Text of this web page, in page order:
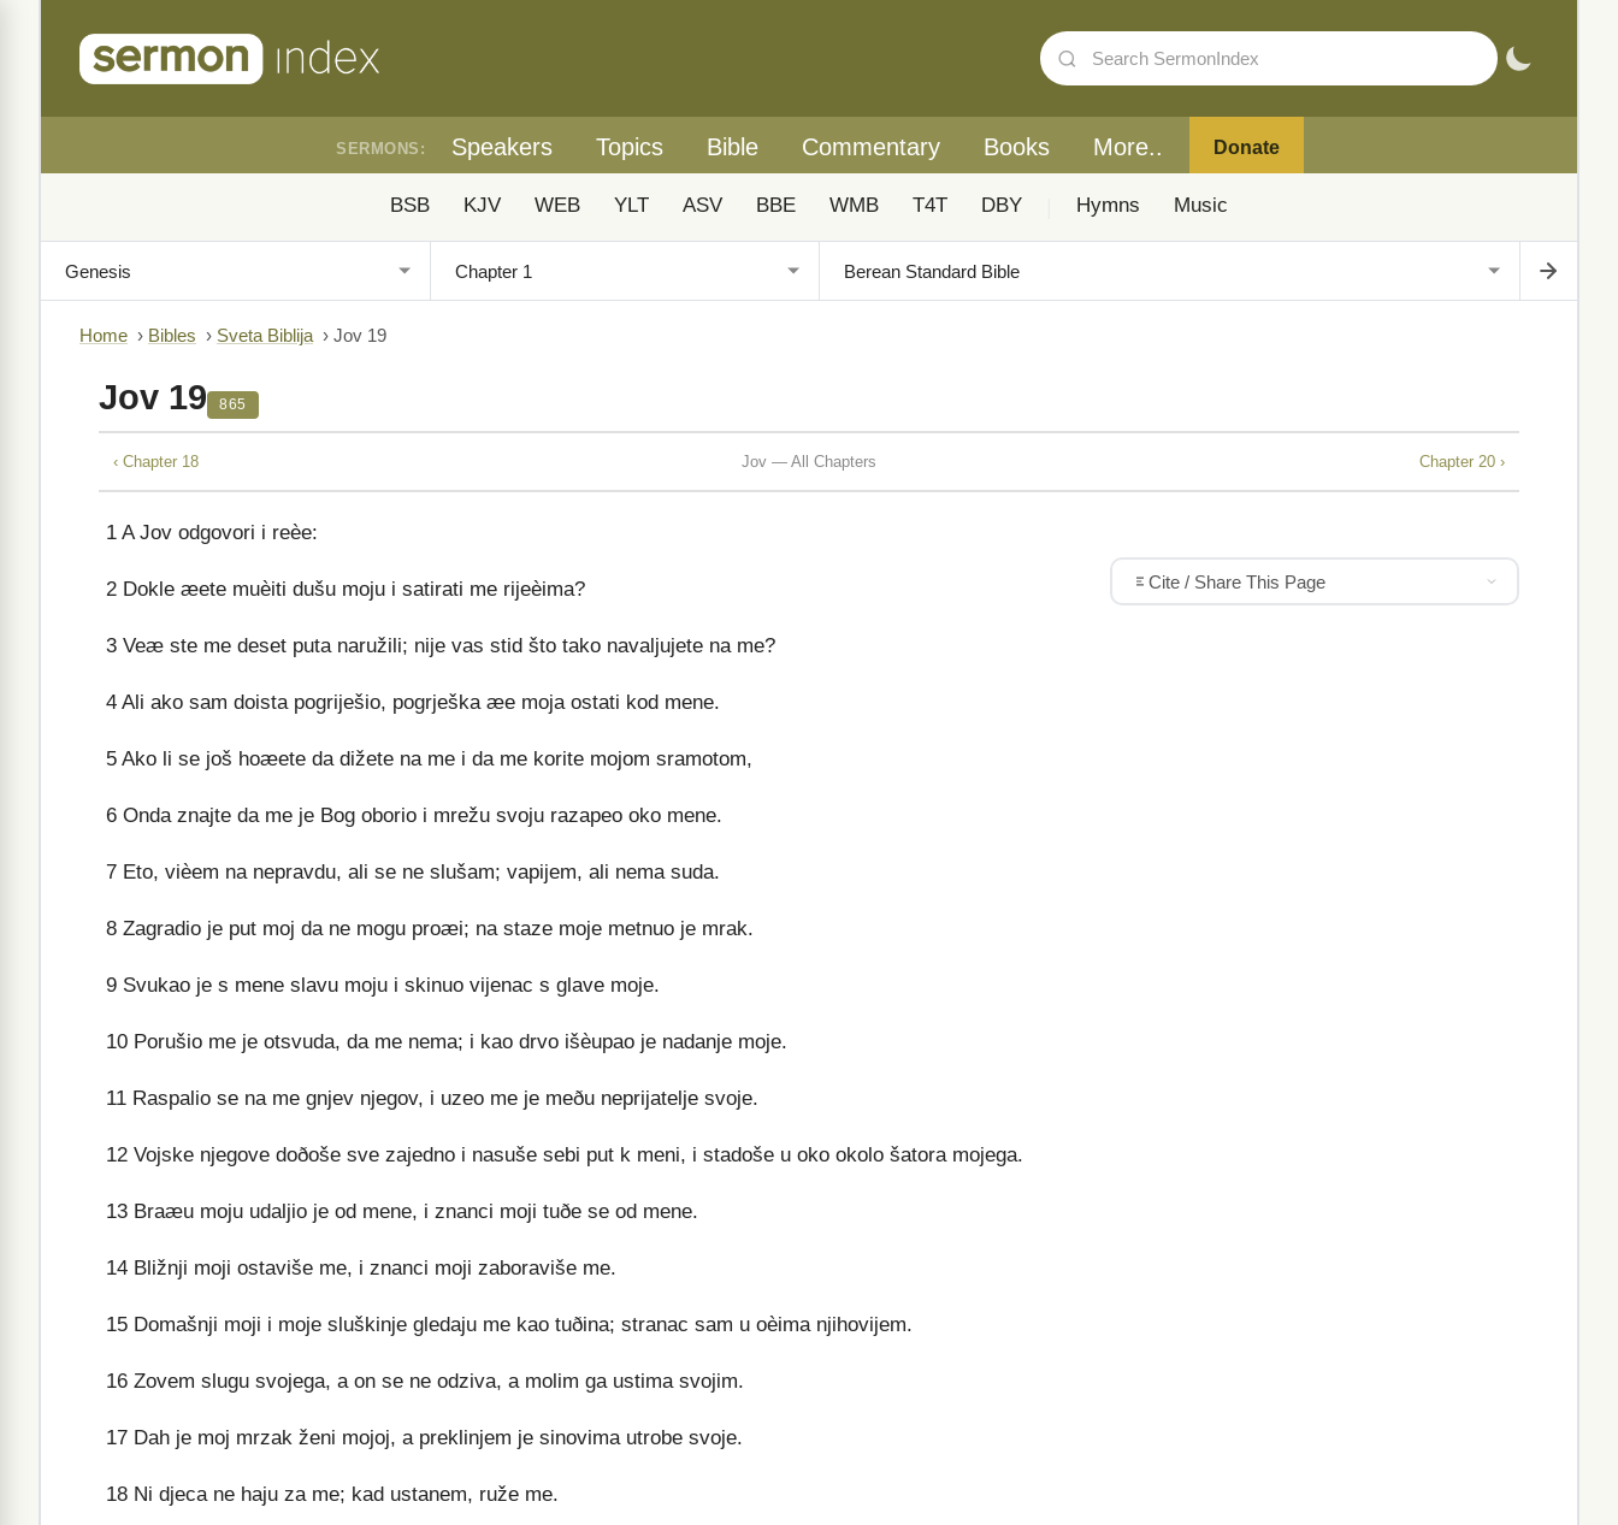
SERMONS: Speakers Topics Bible Commentary Books More.. Donate
BSB KJV WEB YLT ASV BBE WMB T4T DBY Hymns Music
Home › Bibles › Sveta Biblija › Jov 19
Jov 19 865
‹ Chapter 18 Jov — All Chapters Chapter 20 ›
1 A Jov odgovori i reèe:
2 Dokle æete muèiti dušu moju i satirati me rijeèima?
3 Veæ ste me deset puta naružili; nije vas stid što tako navaljujete na me?
4 Ali ako sam doista pogriješio, pogrješka æe moja ostati kod mene.
5 Ako li se još hoæete da dižete na me i da me korite mojom sramotom,
6 Onda znajte da me je Bog oborio i mrežu svoju razapeo oko mene.
7 Eto, vièem na nepravdu, ali se ne slušam; vapijem, ali nema suda.
8 Zagradio je put moj da ne mogu proæi; na staze moje metnuo je mrak.
9 Svukao je s mene slavu moju i skinuo vijenac s glave moje.
10 Porušio me je otsvuda, da me nema; i kao drvo išèupao je nadanje moje.
11 Raspalio se na me gnjev njegov, i uzeo me je meðu neprijatelje svoje.
12 Vojske njegove doðoše sve zajedno i nasuše sebi put k meni, i stadoše u oko okolo šatora mojega.
13 Braæu moju udaljio je od mene, i znanci moji tuðe se od mene.
14 Bližnji moji ostaviše me, i znanci moji zaboraviše me.
15 Domašnji moji i moje sluškinje gledaju me kao tuðina; stranac sam u oèima njihovijem.
16 Zovem slugu svojega, a on se ne odziva, a molim ga ustima svojim.
17 Dah je moj mrzak ženi mojoj, a preklinjem je sinovima utrobe svoje.
18 Ni djeca ne haju za me; kad ustanem, ruže me.
Cite / Share This Page